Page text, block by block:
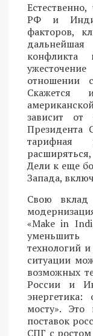
РФ и
факторов,
отношении
Скажется
зависит от
тарифная
Дели к еще
Запада,
Свою вклад
«Make in
технологий
ситуации
возможных
России и
мосту». Это
поставок
СПГ с